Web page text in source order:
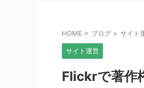
HOME > ブログ > サイト
サイト運営
Flickrで著作